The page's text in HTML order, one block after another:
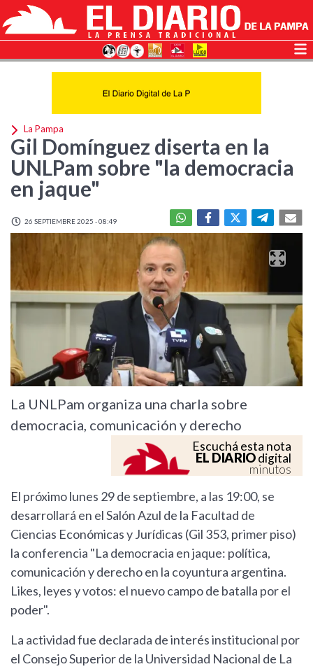
La Pampa
Gil Domínguez diserta en la
UNLPam sobre "la democracia
en jaque"
26 SEPTIEMBRE 2025 - 08:49
La UNLPam organiza una charla sobre
democracia, comunicación y derecho
Escuchá esta nota
EL DIARIOdigital
minutos
El próximo lunes 29 de septiembre, a las 19:00, se
desarrollará en el Salón Azul de la Facultad de
Ciencias Económicas y Jurídicas (Gil 353, primer piso)
la conferencia "La democracia en jaque: política,
comunicación y derecho en la coyuntura argentina.
Likes, leyes y votos: el nuevo campo de batalla por el
poder".
La actividad fue declarada de interés institucional por
el Consejo Superior de la Universidad Nacional de La